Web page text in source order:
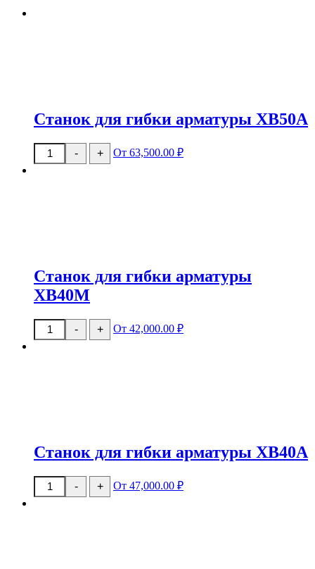
Станок для гибки арматуры XB50A
-
Количество
товара
+ От 63,500.00 ₽
Станок для гибки арматуры
XB40M
-
Количество
товара
+ От 42,000.00 ₽
Станок для гибки арматуры XB40A
-
Количество
товара
+ От 47,000.00 ₽